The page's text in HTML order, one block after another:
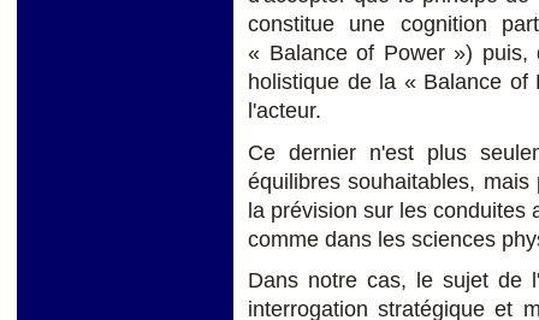
constitue une cognition
« Balance of Power ») puis,
holistique de la « Balance of
l'acteur.
Ce dernier n'est plus
équilibres souhaitables,
la prévision sur les conduites
comme dans les sciences
Dans notre cas, le sujet de
interrogation stratégique et